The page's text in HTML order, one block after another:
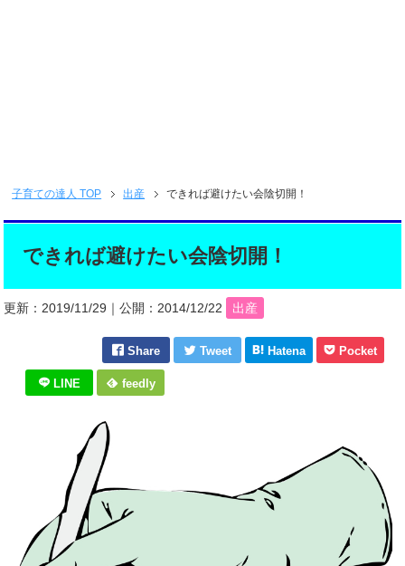
子育ての達人 TOP 出産 できれば避けたい会陰切開！
できれば避けたい会陰切開！
更新：2019/11/29 ｜公開：2014/12/22 出産
Share Tweet Hatena Pocket
LINE feedly